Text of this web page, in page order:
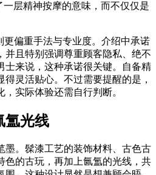
一层精神按摩的意味，而不仅仅是
更偏重手法与专业度。介绍中承诺
并且特别强调尊重顾客隐私、绝不
士来说，这种承诺很关键。自备精
灵活贴心。不过需要提醒的是，
实际体验还需自行判断。
氲光线
墨。髹漆工艺的装饰材料、古色古
色的古玩，再加上氤氲的光线，共